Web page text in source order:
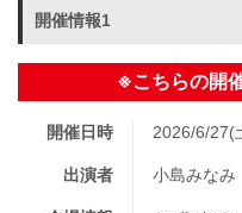
開催情報1
※こちらの開
開催日時 2026/6/27(
出演者 小島みなみ